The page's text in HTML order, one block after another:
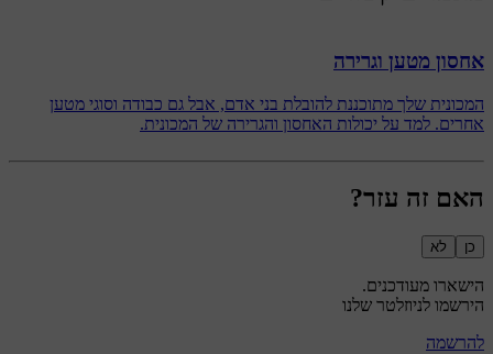
אחסון מטען וגרירה
המכונית שלך מתוכננת להובלת בני אדם, אבל גם כבודה וסוגי מטען
אחרים. למד על יכולות האחסון והגרירה של המכונית.
האם זה עזר?
כן לא